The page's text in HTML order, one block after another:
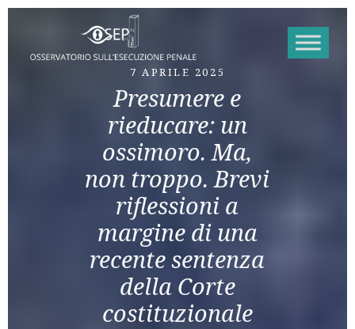
Vai al contenuto
7 APRILE 2025
Presumere e
rieducare: un
ossimoro. Ma,
non troppo. Brevi
riflessioni a
margine di una
recente sentenza
della Corte
costituzionale